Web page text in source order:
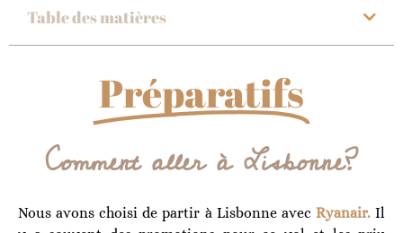
Table des matières
Préparatifs
Comment aller à Lisbonne?
Nous avons choisi de partir à Lisbonne avec Ryanair.Il